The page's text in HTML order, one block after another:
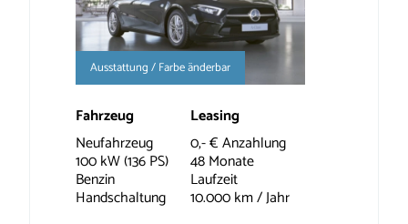
Ausstattung / Farbe änderbar
Fahrzeug
Neufahrzeug
100 kW (136 PS)
Benzin
Handschaltung
Leasing
0,- € Anzahlung
48 Monate
Laufzeit
10.000 km / Jahr